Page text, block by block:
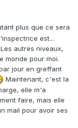
plus que ce sera
est...
autres niveaux,
monde pour moi.
jour en greffant
Maintenant, c'est la
elle m'a
faire, mais elle
mail pour avoir ses